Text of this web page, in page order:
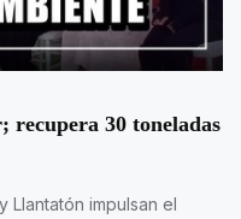
recupera 30 toneladas
Llantatón impulsan el